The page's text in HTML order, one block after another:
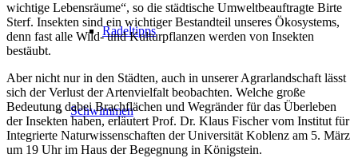
Radeltipps
Schwimmen
wichtige Lebensräume“, so die städtische Umweltbeauftragte Birte
Sterf. Insekten sind ein wichtiger Bestandteil unseres Ökosystems,
denn fast alle Wild- und Kulturpflanzen werden von Insekten
bestäubt.
Aber nicht nur in den Städten, auch in unserer Agrarlandschaft lässt
sich der Verlust der Artenvielfalt beobachten. Welche große
Bedeutung dabei Brachflächen und Wegränder für das Überleben
der Insekten haben, erläutert Prof. Dr. Klaus Fischer vom Institut für
Integrierte Naturwissenschaften der Universität Koblenz am 5. März
um 19 Uhr im Haus der Begegnung in Königstein.